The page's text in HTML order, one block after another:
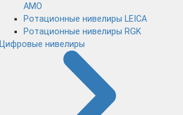
AMO
Ротационные нивелиры LEICA
Ротационные нивелиры RGK
Цифровые нивелиры